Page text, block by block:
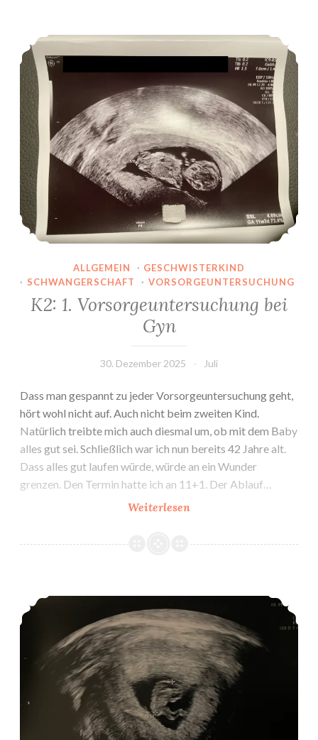
K2: 1. Vorsorgeuntersuchung bei Gyn
ALLGEMEIN · GESCHWISTERKIND
· SCHWANGERSCHAFT · VORSORGEUNTERSUCHUNG
K2: 1. Vorsorgeuntersuchung bei
Gyn
30. Dezember 2025 Juli
Dass man gespannt zu jeder Vorsorgeuntersuchung geht,
hört wohl nicht auf. Auch nicht beim zweiten Kind.
Natürlich treibte mich auch diesmal um, ob mit dem Baby
alles gut sei. Schließlich war ich nun bereits 42 Jahre alt.
Dass alles gut laufen würde, würde an ein Wunder
grenzen. Den Termin hatte ich an 11+1. Der Ablauf…
WeiterlesenK2:
Vorsorgeuntersuchung
Feststellung der Schwangerschaft